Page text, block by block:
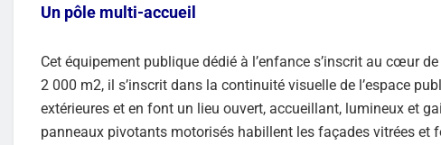
Un pôle multi-accueil
Cet équipement publique dédié à l’enfance s’inscrit au cœur
2 000 m2, il s’inscrit dans la continuité visuelle de l’espace
extérieures et en font un lieu ouvert, accueillant, lumineux et
panneaux pivotants motorisés habillent les façades vitrées et